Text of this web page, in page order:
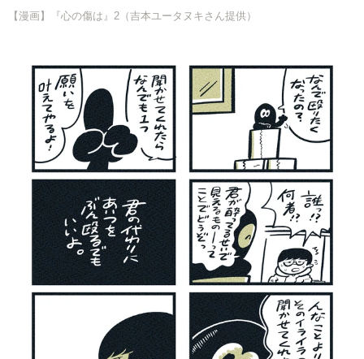
【漫画】『心の傷は』2（吉本ユータヌキさん提供）